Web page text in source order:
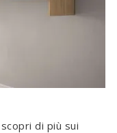
di più sui